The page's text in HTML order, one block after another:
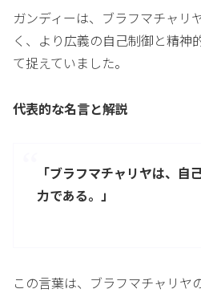
ガンディーは、ブラフマチャリ
く、より広義の自己制御と精神
て捉えていました。
代表的な名言と解説
「ブラフマチャリヤは、自
力である。」
この言葉は、ブラフマチャリヤ